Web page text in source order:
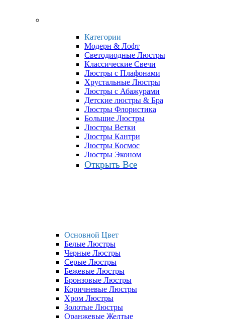
Категории
Модерн & Лофт
Светодиодные Люстры
Классические Свечи
Люстры с Плафонами
Хрустальные Люстры
Люстры с Абажурами
Детские люстры & Бра
Люстры Флористика
Большие Люстры
Люстры Ветки
Люстры Кантри
Люстры Космос
Люстры Эконом
Открыть Все
Основной Цвет
Белые Люстры
Черные Люстры
Серые Люстры
Бежевые Люстры
Бронзовые Люстры
Коричневые Люстры
Хром Люстры
Золотые Люстры
Оранжевые Желтые